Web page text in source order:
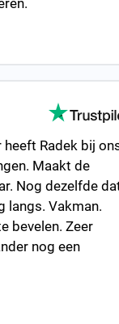
heeft Radek bij
Maakt de
Nog dezelfde
langs. Vakman.
bevelen. Zeer
nog een